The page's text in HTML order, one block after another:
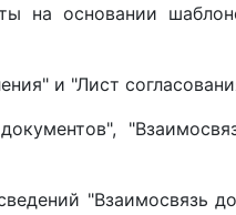
на основании
и "Лист
"Взаимосвязь